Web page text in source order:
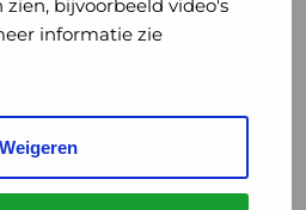
bijvoorbeeld video's
informatie zie
Weigeren